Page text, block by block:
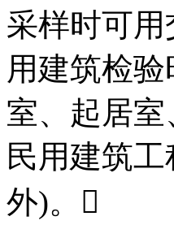
采样时可
用建筑检
室、起居
民用建筑
外)。